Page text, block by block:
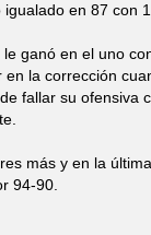
en 87 con
ganó en el uno
la corrección
fallar su ofensiva
más y en la
94-90.